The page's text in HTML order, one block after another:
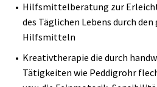
Hilfsmittelberatung zur
des Täglichen Lebens durch
Hilfsmitteln
Kreativtherapie die durch
Tätigkeiten wie Peddigrohr